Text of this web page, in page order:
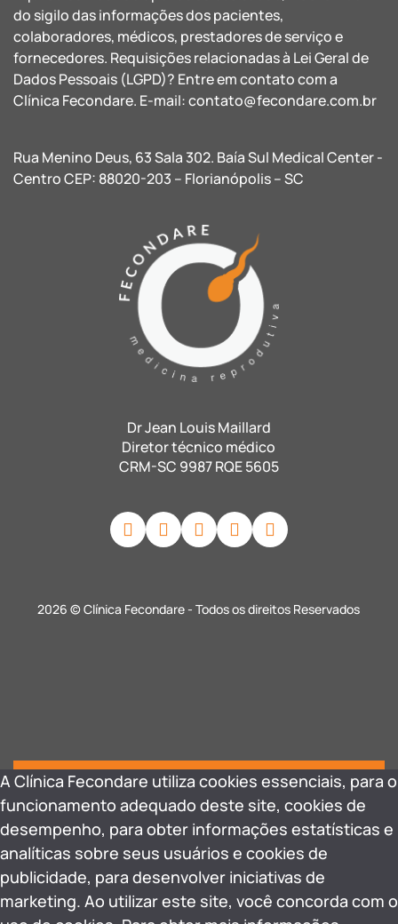
do sigilo das informações dos pacientes,
colaboradores, médicos, prestadores de serviço e
fornecedores. Requisições relacionadas à Lei Geral de
Dados Pessoais (LGPD)? Entre em contato com a
Clínica Fecondare. E-mail:contato@fecondare.com.br
Rua Menino Deus, 63 Sala 302. Baía Sul Medical Center -
Centro CEP: 88020-203 – Florianópolis – SC
Dr Jean Louis Maillard
Diretor técnico médico
CRM-SC 9987 RQE 5605
2026 © Clínica Fecondare - Todos os direitos Reservados
A Clínica Fecondare utiliza cookies essenciais, para o
funcionamento adequado deste site, cookies de
desempenho, para obter informações estatísticas e
analíticas sobre seus usuários e cookies de
publicidade, para desenvolver iniciativas de
marketing. Ao utilizar este site, você concorda com o